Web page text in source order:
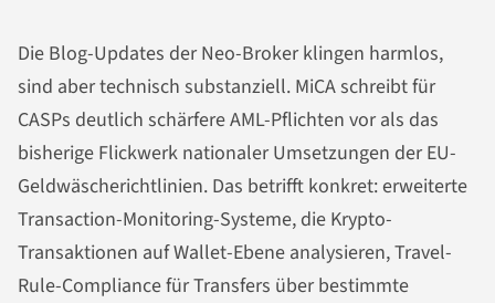
Die Blog-Updates der Neo-Broker klingen harmlos,
sind aber technisch substanziell. MiCA schreibt für
CASPs deutlich schärfere AML-Pflichten vor als das
bisherige Flickwerk nationaler Umsetzungen der EU-
Geldwäscherichtlinien. Das betrifft konkret: erweiterte
Transaction-Monitoring-Systeme, die Krypto-
Transaktionen auf Wallet-Ebene analysieren, Travel-
Rule-Compliance für Transfers über bestimmte